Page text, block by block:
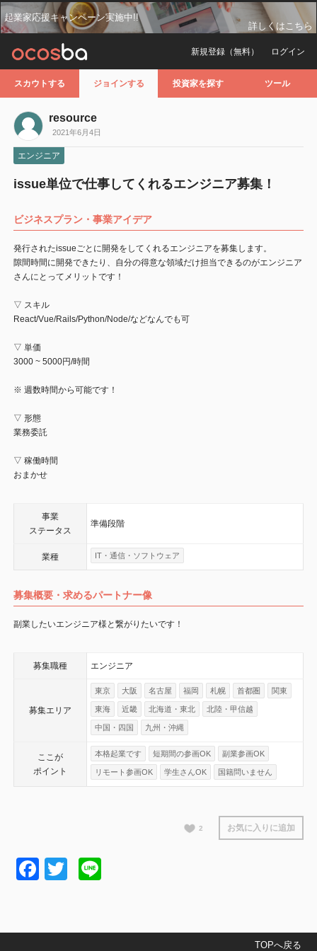
起業家応援キャンペーン実施中!!
詳しくはこちら
ログイン
新規登録（無料）
スカウトする ジョインする 投資家を探す ツール
resource
2021年6月4日
エンジニア
issue単位で仕事してくれるエンジニア募集！
ビジネスプラン・事業アイデア
発行されたissueごとに開発をしてくれるエンジニアを募集します。
隙間時間に開発できたり、自分の得意な領域だけ担当できるのがエンジニア
さんにとってメリットです！
▽ スキル
React/Vue/Rails/Python/Node/などなんでも可
▽ 単価
3000 ~ 5000円/時間
※ 週数時間から可能です！
▽ 形態
業務委託
▽ 稼働時間
おまかせ
事業
ステータス
準備段階
業種 IT・通信・ソフトウェア
募集概要・求めるパートナー像
副業したいエンジニア様と繋がりたいです！
募集職種 エンジニア
募集エリア
東京 大阪 名古屋 福岡 札幌 首都圏 関東
東海 近畿 北海道・東北 北陸・甲信越
中国・四国 九州・沖縄
ここが
ポイント
本格起業です 短期間の参画OK 副業参画OK
リモート参画OK 学生さんOK 国籍問いません
2 お気に入りに追加
Facebook
Twitter
TOPへ戻る